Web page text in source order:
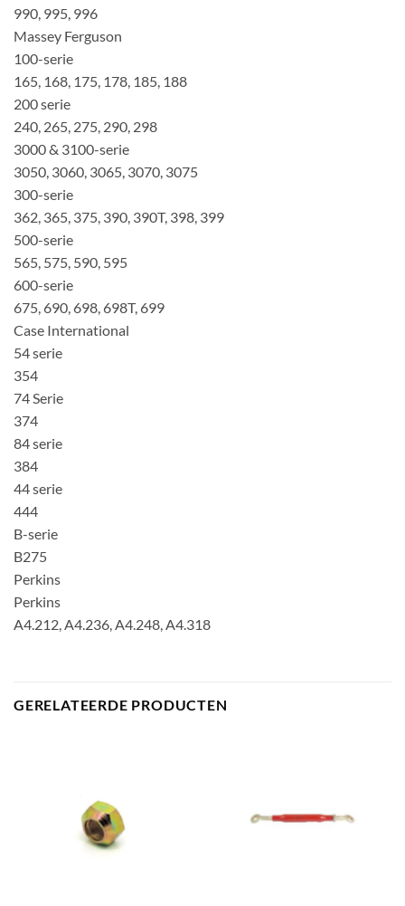
990, 995, 996
Massey Ferguson
100-serie
165, 168, 175, 178, 185, 188
200 serie
240, 265, 275, 290, 298
3000 & 3100-serie
3050, 3060, 3065, 3070, 3075
300-serie
362, 365, 375, 390, 390T, 398, 399
500-serie
565, 575, 590, 595
600-serie
675, 690, 698, 698T, 699
Case International
54 serie
354
74 Serie
374
84 serie
384
44 serie
444
B-serie
B275
Perkins
Perkins
A4.212, A4.236, A4.248, A4.318
GERELATEERDE PRODUCTEN